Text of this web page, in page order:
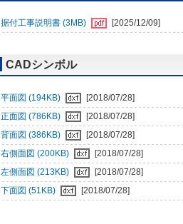
据付工事説明書 (3MB) [2025/12/09]
CADシンボル
平面図 (194KB)
[2018/07/28]
正面図 (786KB)
[2018/07/28]
背面図 (386KB)
[2018/07/28]
右側面図 (200KB)
[2018/07/28]
左側面図 (213KB)
[2018/07/28]
下面図 (51KB)
[2018/07/28]